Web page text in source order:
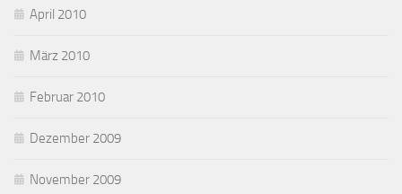
April 2010
März 2010
Februar 2010
Dezember 2009
November 2009